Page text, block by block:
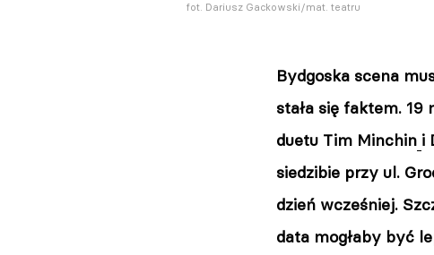
fot. Dariusz Gackowski/mat. teatru
Bydgoska scena
stała się faktem. 19
duetu Tim Minchin i
siedzibie przy ul.
dzień wcześniej.
data mogłaby być